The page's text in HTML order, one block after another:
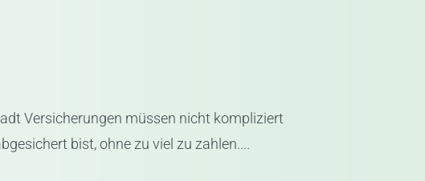
Versicherungen müssen nicht kompliziert
bist, ohne zu viel zu zahlen....